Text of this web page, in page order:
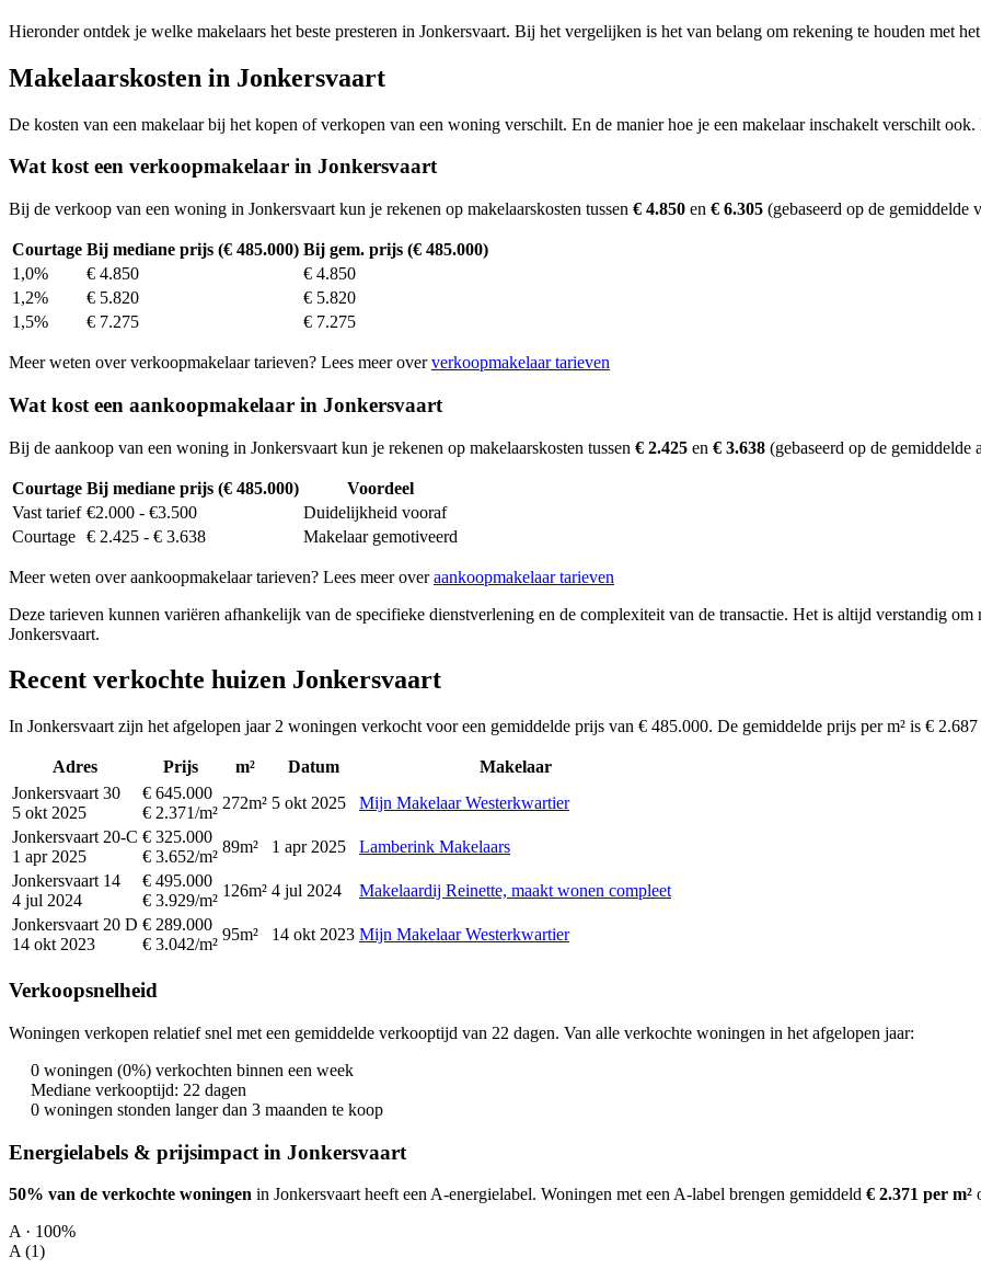
Hieronder ontdek je welke makelaars het beste presteren in Jonkersvaart. Bij het vergelijken is het van belang om rekening te houden met
Makelaarskosten in Jonkersvaart
De kosten van een makelaar bij het kopen of verkopen van een woning verschilt. En de manier hoe je een makelaar inschakelt verschilt
Wat kost een verkoopmakelaar in Jonkersvaart
Bij de verkoop van een woning in Jonkersvaart kun je rekenen op makelaarskosten tussen € 4.850 en € 6.305 (gebaseerd op de gemiddelde
Courtage Bij mediane prijs (€ 485.000) Bij gem. prijs (€ 485.000)
1,0%
€ 4.850
€ 4.850
1,2%
€ 5.820
€ 5.820
1,5%
€ 7.275 € 7.275
Meer weten over verkoopmakelaar tarieven? Lees meer oververkoopmakelaar tarieven
Wat kost een aankoopmakelaar in Jonkersvaart
Bij de aankoop van een woning in Jonkersvaart kun je rekenen op makelaarskosten tussen € 2.425 en € 3.638 (gebaseerd op de gemiddelde
Courtage Bij mediane prijs (€ 485.000)
Voordeel
Vast tarief €2.000 - €3.500
Duidelijkheid vooraf
Courtage € 2.425 - € 3.638 Makelaar gemotiveerd
Meer weten over aankoopmakelaar tarieven? Lees meer overaankoopmakelaar tarieven
Deze tarieven kunnen variëren afhankelijk van de specifieke dienstverlening en de complexiteit van de transactie. Het is altijd verstandig
Jonkersvaart.
Recent verkochte huizen Jonkersvaart
In Jonkersvaart zijn het afgelopen jaar 2 woningen verkocht voor een gemiddelde prijs van € 485.000. De gemiddelde prijs per m² is €
Adres Prijs m² Datum
Makelaar
Jonkersvaart 30
5 okt 2025
€ 645.000
€ 2.371/m²
272m² 5 okt 2025
Mijn Makelaar Westerkwartier
Jonkersvaart 20-C
1 apr 2025
€ 325.000
€ 3.652/m²
89m² 1 apr 2025
Lamberink Makelaars
Jonkersvaart 14
4 jul 2024
€ 495.000
€ 3.929/m²
126m² 4 jul 2024
Makelaardij Reinette, maakt wonen compleet
Jonkersvaart 20 D
14 okt 2023
€ 289.000
€ 3.042/m²
95m² 14 okt 2023 Mijn Makelaar Westerkwartier
Verkoopsnelheid
Woningen verkopen relatief snel met een gemiddelde verkooptijd van 22 dagen. Van alle verkochte woningen in het afgelopen jaar:
0 woningen (0%) verkochten binnen een week
Mediane verkooptijd: 22 dagen
0 woningen stonden langer dan 3 maanden te koop
Energielabels & prijsimpact in Jonkersvaart
50% van de verkochte woningen in Jonkersvaart heeft een A-energielabel. Woningen met een A-label brengen gemiddeld € 2.371 per m²
A · 100%
A (1)